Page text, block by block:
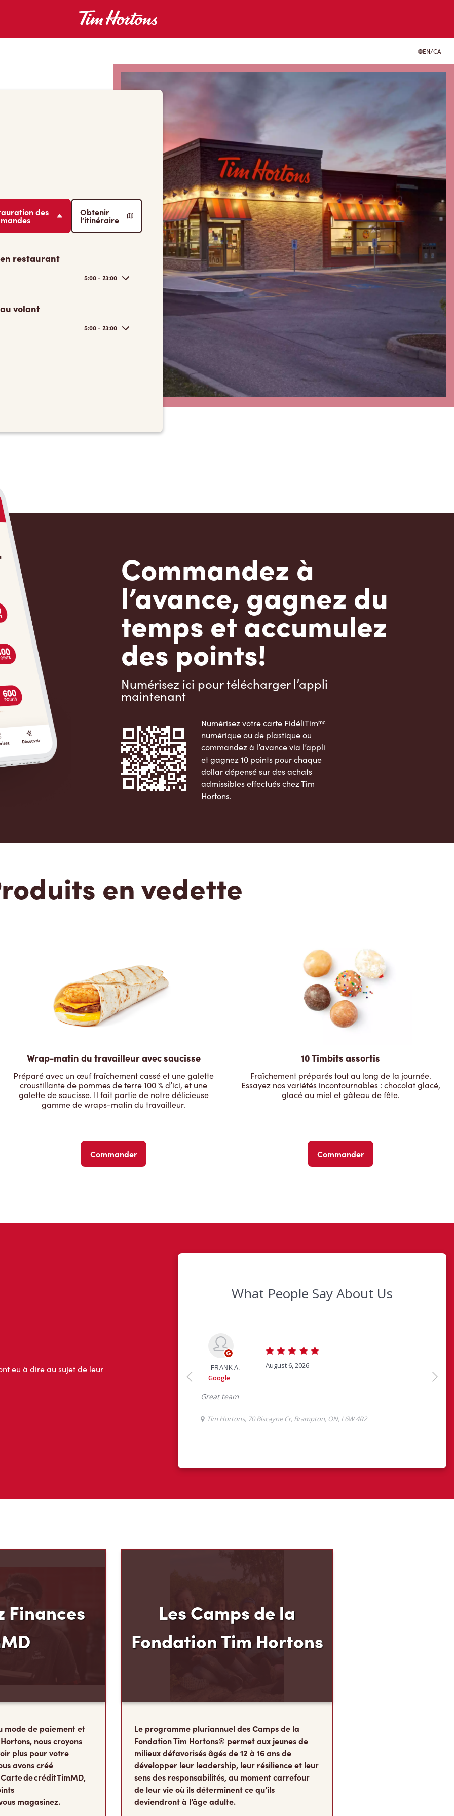
EN/CA
des Obtenir
l’itinéraire
restaurant
5:00 - 23:00
volant
5:00 - 23:00
Commandez à
l’avance, gagnez du
temps et accumulez
des points!
Numérisez ici pour télécharger l’appli
maintenant
Numérisez votre carte FidéliTimᵐᶜ
numérique ou de plastique ou
commandez à l’avance via l’appli
et gagnez 10 points pour chaque
dollar dépensé sur des achats
admissibles effectués chez Tim
Hortons.
en vedette
Wrap-matin du travailleur avec saucisse
Préparé avec un œuf fraîchement cassé et une galette
croustillante de pommes de terre 100 % d’ici, et une
galette de saucisse. Il fait partie de notre délicieuse
gamme de wraps-matin du travailleur.
Commander
10 Timbits assortis
Fraîchement préparés tout au long de la journée.
Essayez nos variétés incontournables : chocolat glacé,
glacé au miel et gâteau de fête.
Commander
eu à dire au sujet de leur
Finances
mode de paiement et
nous croyons
plus pour votre
avons créé
de crédit TimMD,
magasinez.
Les Camps de la
Fondation Tim Hortons
Le programme pluriannuel des Camps de la
Fondation Tim Hortons® permet aux jeunes de
milieux défavorisés âgés de 12 à 16 ans de
développer leur leadership, leur résilience et leur
sens des responsabilités, au moment carrefour
de leur vie où ils déterminent ce qu’ils
deviendront à l’âge adulte.